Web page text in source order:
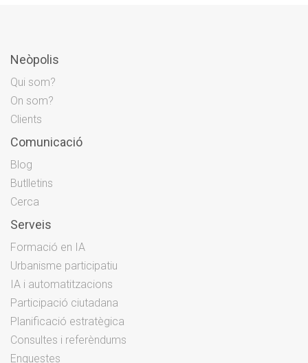
Neòpolis
Qui som?
On som?
Clients
Comunicació
Blog
Butlletins
Cerca
Serveis
Formació en IA
Urbanisme participatiu
IA i automatitzacions
Participació ciutadana
Planificació estratègica
Consultes i referèndums
Enquestes